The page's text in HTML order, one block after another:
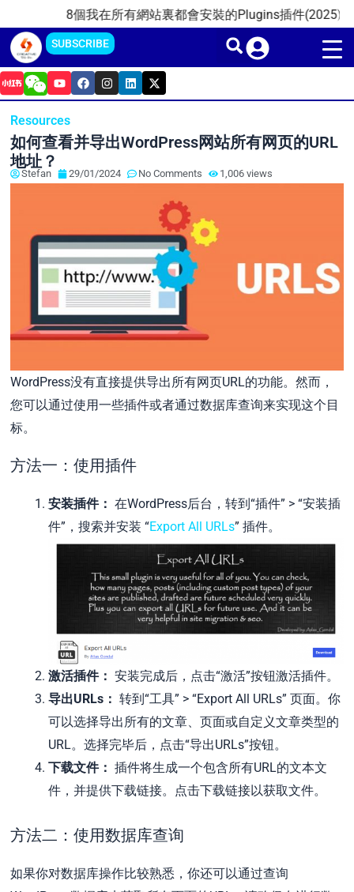
content
8個我在所有網站裏都會安裝的Plugins插件(2025)
SUBSCRIBE
Y
o
u
u
b
e
F
a
c
o
o
I
n
s
g
r
m
L
i
n
d
i
X
-
t
t
t
r
Resources
如何查看并导出WordPress网站所有网页的URL
地址？
Stefan 29/01/2024 No Comments 1,006 views
WordPress没有直接提供导出所有网页URL的功能。然而，
您可以通过使用一些插件或者通过数据库查询来实现这个目
标。
方法一：使用插件
安装插件： 在WordPress后台，转到“插件” > “安装插
件”，搜索并安装 “Export All URLs” 插件。
激活插件： 安装完成后，点击“激活”按钮激活插件。
导出URLs： 转到“工具” > “Export All URLs” 页面。你
可以选择导出所有的文章、页面或自定义文章类型的
URL。选择完毕后，点击“导出URLs”按钮。
下载文件： 插件将生成一个包含所有URL的文本文
件，并提供下载链接。点击下载链接以获取文件。
方法二：使用数据库查询
如果你对数据库操作比较熟悉，你还可以通过查询